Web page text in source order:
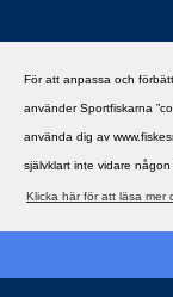
För att anpassa och
använder Sportfiskarna
använda dig av
självklart inte vidare någon
Klicka här för att läsa mer